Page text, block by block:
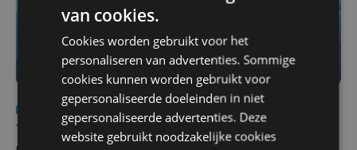
Nieuws
Yaro (19), slachtoffer van vechtpartij, is na
van cookies.
Cookies worden gebruikt voor het
personaliseren van advertenties. Sommige
cookies kunnen worden gebruikt voor
gepersonaliseerde doeleinden in niet
gepersonaliseerde advertenties. Deze
website gebruikt noodzakelijke cookies